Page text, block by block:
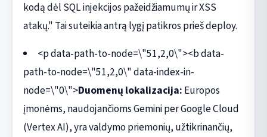
kodą dėl SQL injekcijos pažeidžiamumų ir XSS
atakų." Tai suteikia antrą lygį patikros prieš deploy.
<p data-path-to-node=\"51,2,0\"><b data-
path-to-node=\"51,2,0\" data-index-in-
node=\"0\">Duomenų lokalizacija: Europos
įmonėms, naudojančioms Gemini per Google Cloud
(Vertex AI), yra valdymo priemonių, užtikrinančių,